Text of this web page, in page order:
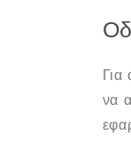
Για
να